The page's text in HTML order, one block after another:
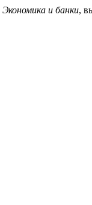
Экономика и банки,